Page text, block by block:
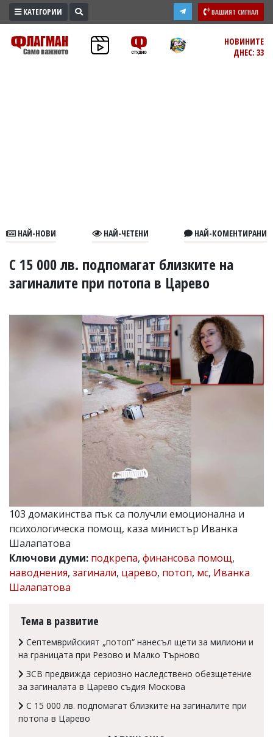
ПРОМО
ЗОНА
В
УКРАЙНА
РАЗСЛЕДВАНЕ
ЮГ
k.kassabova@flagman.bg
Иван
Колев,
email:
office@flagman.bg
Коментарите
под
статиите
се
читателите
редакцията
носи
отговорност
тях!
Ако
КАТЕГОРИИ ВАШИЯТ СИГНАЛ
НОВИНИТЕ
ДНЕС: 33
НАЙ-НОВИ НАЙ-ЧЕТЕНИ НАЙ-КОМЕНТИРАНИ
С 15 000 лв. подпомагат близките на
загиналите при потопа в Царево
103 домакинства пък са получли емоционална и
психологическа помощ, каза министър Иванка
Шалапатова
Ключови думи: подкрепа, финансова помощ,
наводнения, загинали, царево, потоп, мс, Иванка
Шалапатова
Тема в развитие
Септемврийският „потоп“ нанесъл щети за милиони и
на границата при Резово и Малко Търново
ЗСВ предвижда сериозно наследствено обезщетение
за загиналата в Царево съдия Москова
С 15 000 лв. подпомагат близките на загиналите при
потопа в Царево